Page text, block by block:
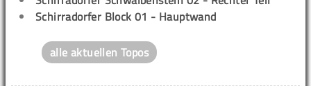
Schirradorfer Block 01 - Hauptwand
alle aktuellen Topos